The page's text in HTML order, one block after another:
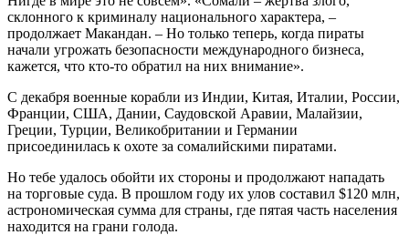
склонного к криминалу национального характера, –
продолжает Макандан. – Но только теперь, когда пираты
начали угрожать безопасности международного бизнеса,
кажется, что кто-то обратил на них внимание».
С декабря военные корабли из Индии, Китая, Италии, России,
Франции, США, Дании, Саудовской Аравии, Малайзии,
Греции, Турции, Великобритании и Германии
присоединилась к охоте за сомалийскими пиратами.
Но тебе удалось обойти их стороны и продолжают нападать
на торговые суда. В прошлом году их улов составил $120 млн,
астрономическая сумма для страны, где пятая часть населения
находится на грани голода.